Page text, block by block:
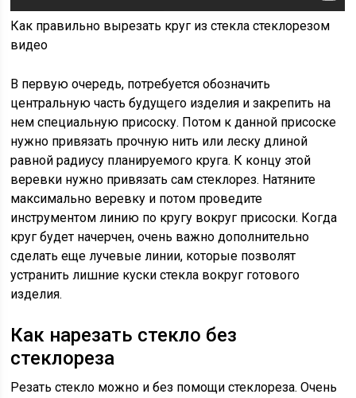
Как правильно вырезать круг из стекла стеклорезом
видео
В первую очередь, потребуется обозначить
центральную часть будущего изделия и закрепить на
нем специальную присоску. Потом к данной присоске
нужно привязать прочную нить или леску длиной
равной радиусу планируемого круга. К концу этой
веревки нужно привязать сам стеклорез. Натяните
максимально веревку и потом проведите
инструментом линию по кругу вокруг присоски. Когда
круг будет начерчен, очень важно дополнительно
сделать еще лучевые линии, которые позволят
устранить лишние куски стекла вокруг готового
изделия.
Как нарезать стекло без
стеклореза
Резать стекло можно и без помощи стеклореза. Очень